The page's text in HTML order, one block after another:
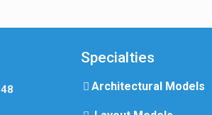
Specialties
Architectural Models